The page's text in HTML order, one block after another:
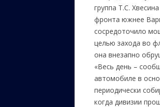
группа Т.С.
фронта южнее
сосредоточило
целью захода во
она внезапно
«Весь день –
автомобиле в
периодически
когда дивизии